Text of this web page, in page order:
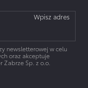
Wpisz adres
newsletterowej w celu
oraz akceptuje
Zabrze Sp. z o.o.